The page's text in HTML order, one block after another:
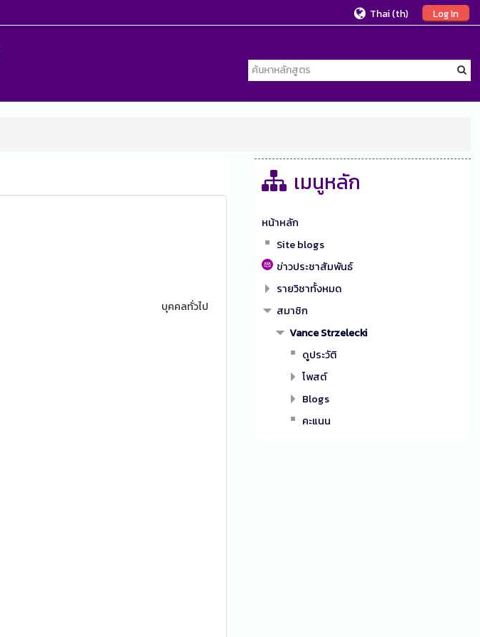
Log In
Thai ‎(th)‎
บุคคลทั่วไป
เมนูหลัก
หน้าหลัก
Site blogs
ข่าวประชาสัมพันธ์
รายวิชาทั้งหมด
สมาชิก
Vance Strzelecki
ดูประวัติ
โพสต์
Blogs
คะแนน